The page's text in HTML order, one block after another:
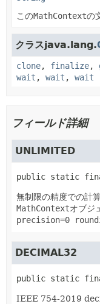
このMathContextの
クラスjava.lang.
clone, finalize,
wait , wait , wait
フィールド詳細
UNLIMITED
public static
無制限の精度での計
MathContextオブジ
precision=0
DECIMAL32
public static
IEEE 754-2019